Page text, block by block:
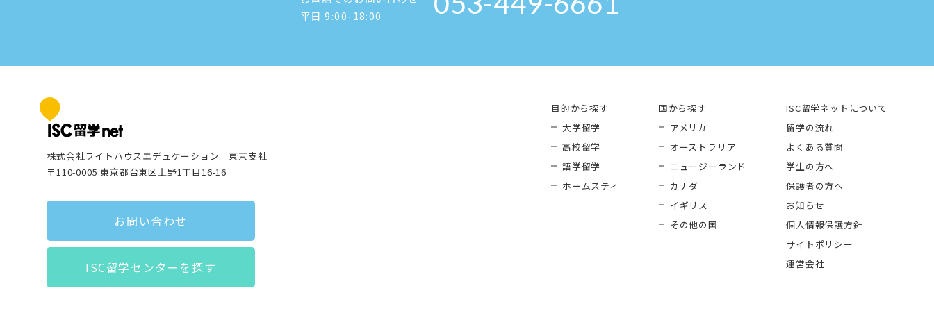
平日 9:00-18:00
株式会社ライトハウスエデュケーション 東京支社
〒110-0005 東京都台東区上野1丁目16-16
お問い合わせ
ISC留学センターを探す
目的から探す
大学留学
高校留学
語学留学
ホームスティ
国から探す
アメリカ
オーストラリア
ニュージーランド
カナダ
イギリス
その他の国
ISC留学ネットについて
留学の流れ
よくある質問
学生の方へ
保護者の方へ
お知らせ
個人情報保護方針
サイトポリシー
運営会社